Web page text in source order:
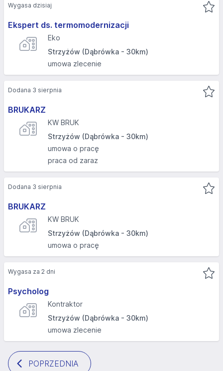
Ekspert ds. termomodernizacji
Eko
Strzyżów (Dąbrówka - 30km)
umowa zlecenie
Wygasa dzisiaj
BRUKARZ
KW BRUK
Strzyżów (Dąbrówka - 30km)
umowa o pracę
praca od zaraz
Dodana 3 sierpnia
BRUKARZ
KW BRUK
Strzyżów (Dąbrówka - 30km)
umowa o pracę
Dodana 3 sierpnia
Psycholog
Kontraktor
Strzyżów (Dąbrówka - 30km)
umowa zlecenie
Wygasa za 2 dni
POPRZEDNIA